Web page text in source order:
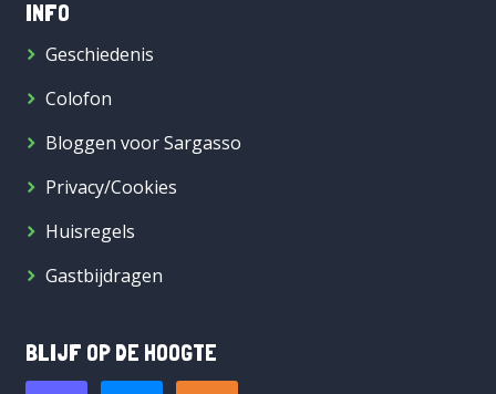
INFO
Geschiedenis
Colofon
Bloggen voor Sargasso
Privacy/Cookies
Huisregels
Gastbijdragen
BLIJF OP DE HOOGTE